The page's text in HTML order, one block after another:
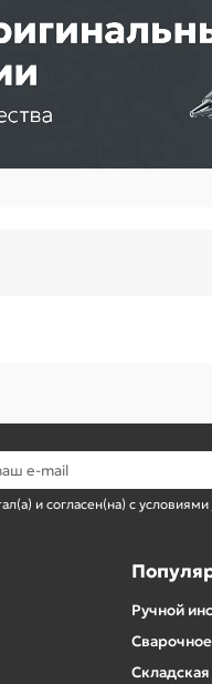
и согласен(на) с условиями
Ручной